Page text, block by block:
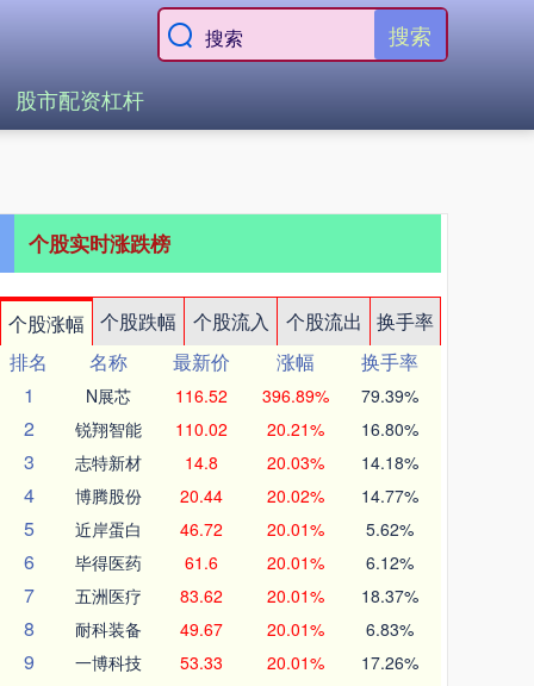
搜索
股市配资杠杆
个股实时涨跌榜
个股涨幅 个股跌幅 个股流入 个股流出
换手率
排名
名称 最新价 涨幅
换手率
1
N展芯 116.52 396.89% 79.39%
2 锐翔智能 110.02 20.21% 16.80%
3 志特新材 14.8 20.03% 14.18%
4 博腾股份 20.44 20.02% 14.77%
5 近岸蛋白 46.72 20.01% 5.62%
6 毕得医药 61.6 20.01% 6.12%
7 五洲医疗 83.62 20.01% 18.37%
8 耐科装备 49.67 20.01% 6.83%
9 一博科技 53.33 20.01% 17.26%